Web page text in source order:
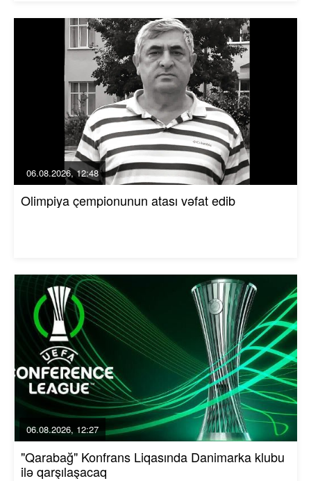
06.08.2026, 12:48
Olimpiya çempionunun atası vəfat edib
06.08.2026, 12:27
"Qarabağ" Konfrans Liqasında Danimarka klubu
ilə qarşılaşacaq